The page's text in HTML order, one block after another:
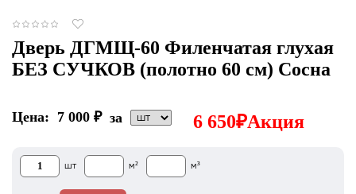
Дверь ДГМЩ-60 Филенчатая глухая
БЕЗ СУЧКОВ (полотно 60 см) Сосна
Цена: 7 000 ₽ за 6 650₽Акция
шт м² м³